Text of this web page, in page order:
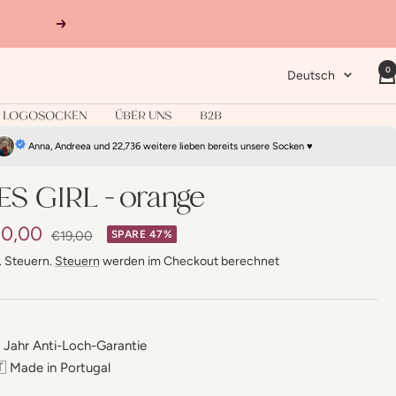
Weiter
Sprache
Deutsch 0
LOGOSOCKEN ÜBER UNS B2B
Anna, Andreea und 22,736 weitere lieben bereits unsere Socken ♥
GIRL - orange
Regulärer
Preis
€19,00 SPARE 47%
Steuern. Steuern werden im Checkout berechnet
Jahr Anti-Loch-Garantie
in Portugal